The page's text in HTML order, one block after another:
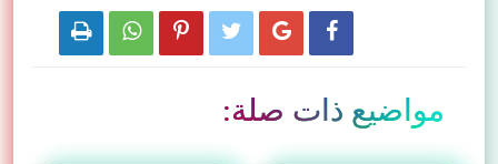






مواضيع ذات صلة: